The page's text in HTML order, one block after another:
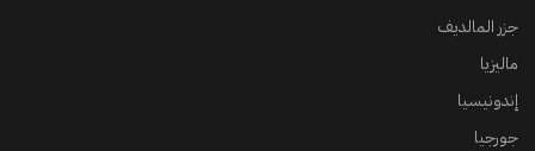
جزر المالديف
ماليزيا
إندونيسيا
جورجيا